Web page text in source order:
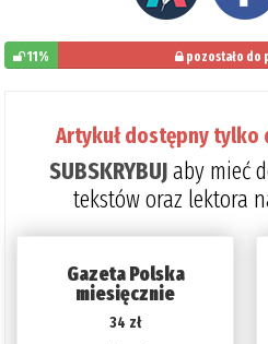
11% pozostało do
Artykuł dostępny
SUBSKRYBUJaby mieć
tekstów oraz lektora
Gazeta Polska
miesięcznie
34 zł